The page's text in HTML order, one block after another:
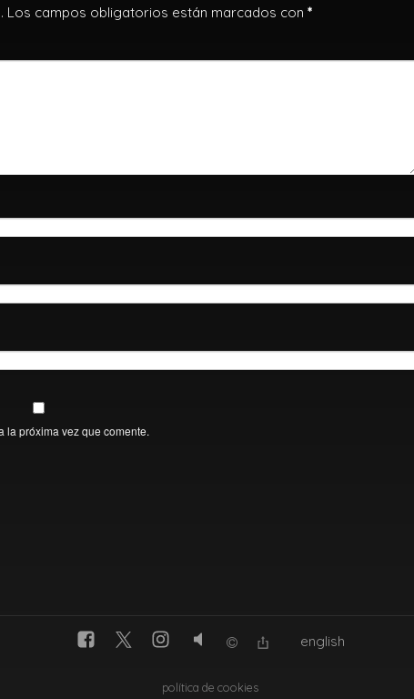
Los campos obligatorios están marcados con *
la próxima vez que comente.
english
política de cookies